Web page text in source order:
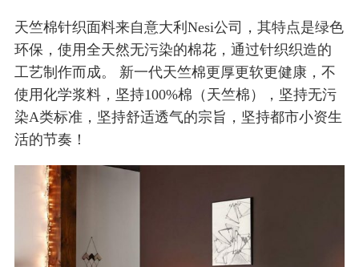
天竺棉针织面料来自意大利Nesi公司，其特点是绿色
环保，使用全天然无污染的棉花，通过针织织造的
工艺制作而成。 新一代天竺棉更厚更软更健康，不
使用化学浆料，坚持100%棉（天竺棉），坚持无污
染A类标准，坚持舒适透气的宗旨，坚持都市小资生
活的节奏！